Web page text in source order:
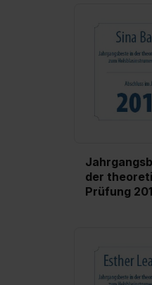
Einstellungen“ widerrufen.
einzelnen Cookies findest
zeigen“. Weitere
der
Prüfung